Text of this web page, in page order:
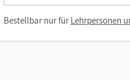
Bestellbar nur fürLehrpersonen